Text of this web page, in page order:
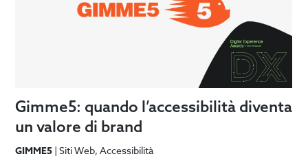
Gimme5: quando l’accessibilità diventa
un valore di brand
GIMME5 |Siti Web Accessibilità